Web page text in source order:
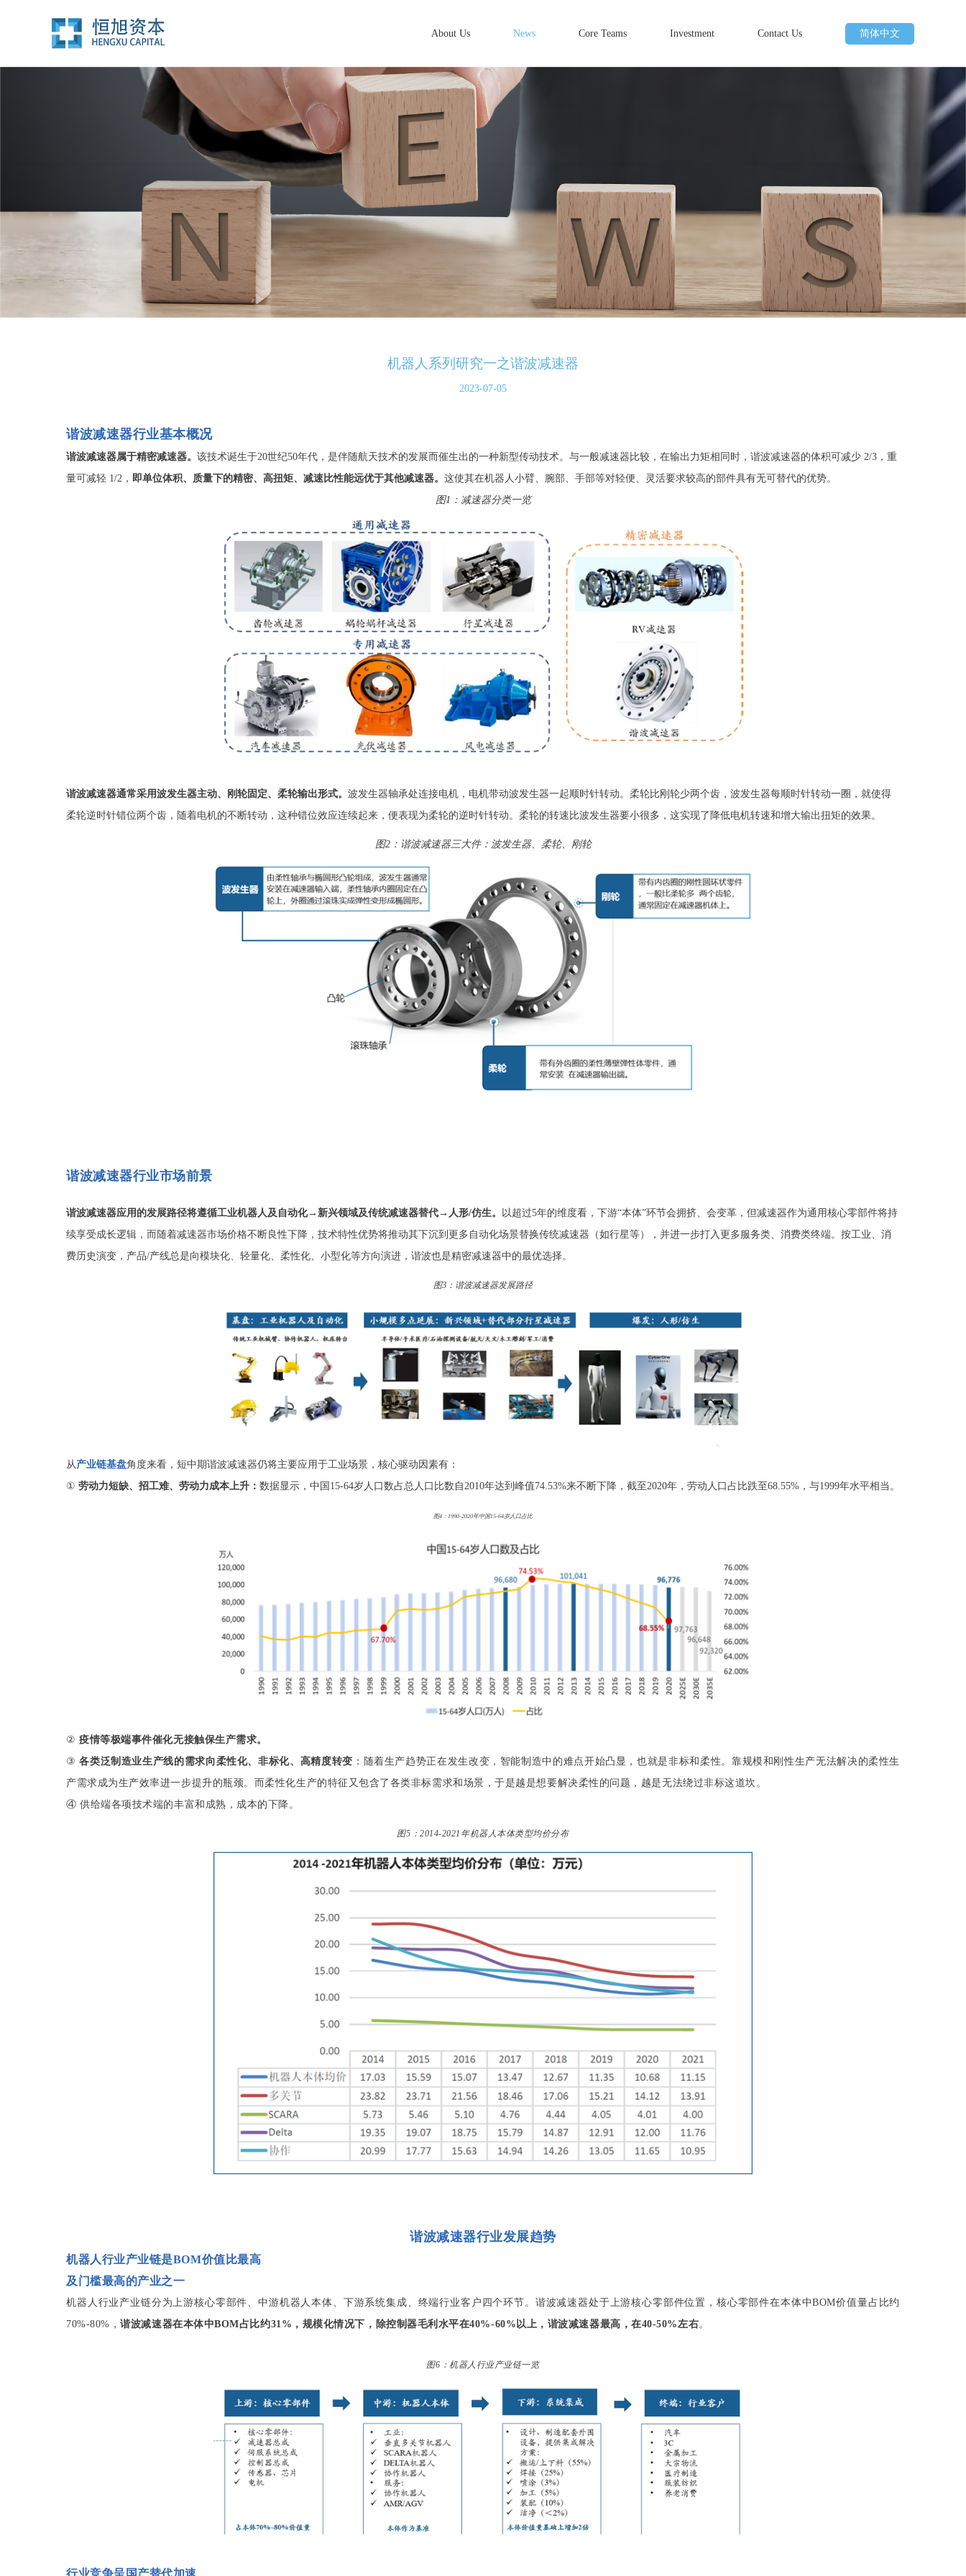
About Us News Core Teams Investment Contact Us 简体中文
机器人系列研究一之谐波减速器
2023-07-05
谐波减速器行业基本概况
谐波减速器属于精密减速器。 该技术诞生于20世纪50年代，是伴随航天技术的发展而催生出的一种新型传动技术。与一般减速器比较，在输出力矩相同时，谐波减速器的体积可减少 2/3，重
量可减轻 1/2， 即单位体积、质量下的精密、高扭矩、减速比性能远优于其他减速器。 这使其在机器人小臂、腕部、手部等对轻便、灵活要求较高的部件具有无可替代的优势。
图1：减速器分类一览
谐波减速器通常采用波发生器主动、刚轮固定、柔轮输出形式。 波发生器轴承处连接电机，电机带动波发生器一起顺时针转动。柔轮比刚轮少两个齿，波发生器每顺时针转动一圈，就使得
柔轮逆时针错位两个齿，随着电机的不断转动，这种错位效应连续起来，便表现为柔轮的逆时针转动。柔轮的转速比波发生器要小很多，这实现了降低电机转速和增大输出扭矩的效果。
图2：谐波减速器三大件：波发生器、柔轮、刚轮
谐波减速器行业市场前景
谐波减速器应用的发展路径将遵循工业机器人及自动化→新兴领域及传统减速器替代→人形/仿生。
以超过5年的维度看，下游“本体”环节会拥挤、会变革，但减速器作为通用核心零部件将持
续享受成长逻辑，而随着减速器市场价格不断良性下降，技术特性优势将推动其下沉到更多自动化场景替换传统减速器（如行星等），并进一步打入更多服务类、消费类终端。按工业、消
费历史演变，产品/产线总是向模块化、轻量化、柔性化、小型化等方向演进，谐波也是精密减速器中的最优选择。
图3：谐波减速器发展路径
从产业链基盘角度来看，短中期谐波减速器仍将主要应用于工业场景，核心驱动因素有：
① 劳动力短缺、招工难、劳动力成本上升： 数据显示，中国15-64岁人口数占总人口比数自2010年达到峰值74.53%来不断下降，截至2020年，劳动人口占比跌至68.55%，与1999年水平相当。
图4：1990-2020年中国15-64岁人口占比
②疫情等极端事件催化无接触保生产需求。
③各类泛制造业生产线的需求向柔性化、非标化、高精度转变 ：随着生产趋势正在发生改变，智能制造中的难点开始凸显，也就是非标和柔性。靠规模和刚性生产无法解决的柔性生
产需求成为生产效率进一步提升的瓶颈。而柔性化生产的特征又包含了各类非标需求和场景，于是越是想要解决柔性的问题，越是无法绕过非标这道坎。
④ 供给端各项技术端的丰富和成熟，成本的下降。
图5：2014-2021年机器人本体类型均价分布
谐波减速器行业发展趋势
机器人行业产业链是BOM价值比最高
及门槛最高的产业之一
机器人行业产业链分为上游核心零部件、中游机器人本体、下游系统集成、终端行业客户四个环节。谐波减速器处于上游核心零部件位置，核心零部件在本体中BOM价值量占比约
70%-80%，谐波减速器在本体中BOM占比约31%，规模化情况下，除控制器毛利水平在40%-60%以上，谐波减速器最高，在40-50%左右。
图6：机器人行业产业链一览
行业竞争呈国产替代加速